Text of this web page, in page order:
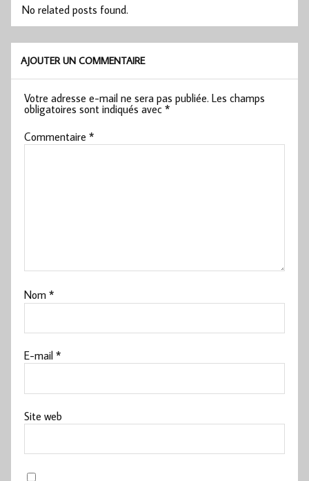
No related posts found.
AJOUTER UN COMMENTAIRE
Votre adresse e-mail ne sera pas publiée. Les champs
obligatoires sont indiqués avec*
Commentaire*
Nom*
E-mail*
Site web